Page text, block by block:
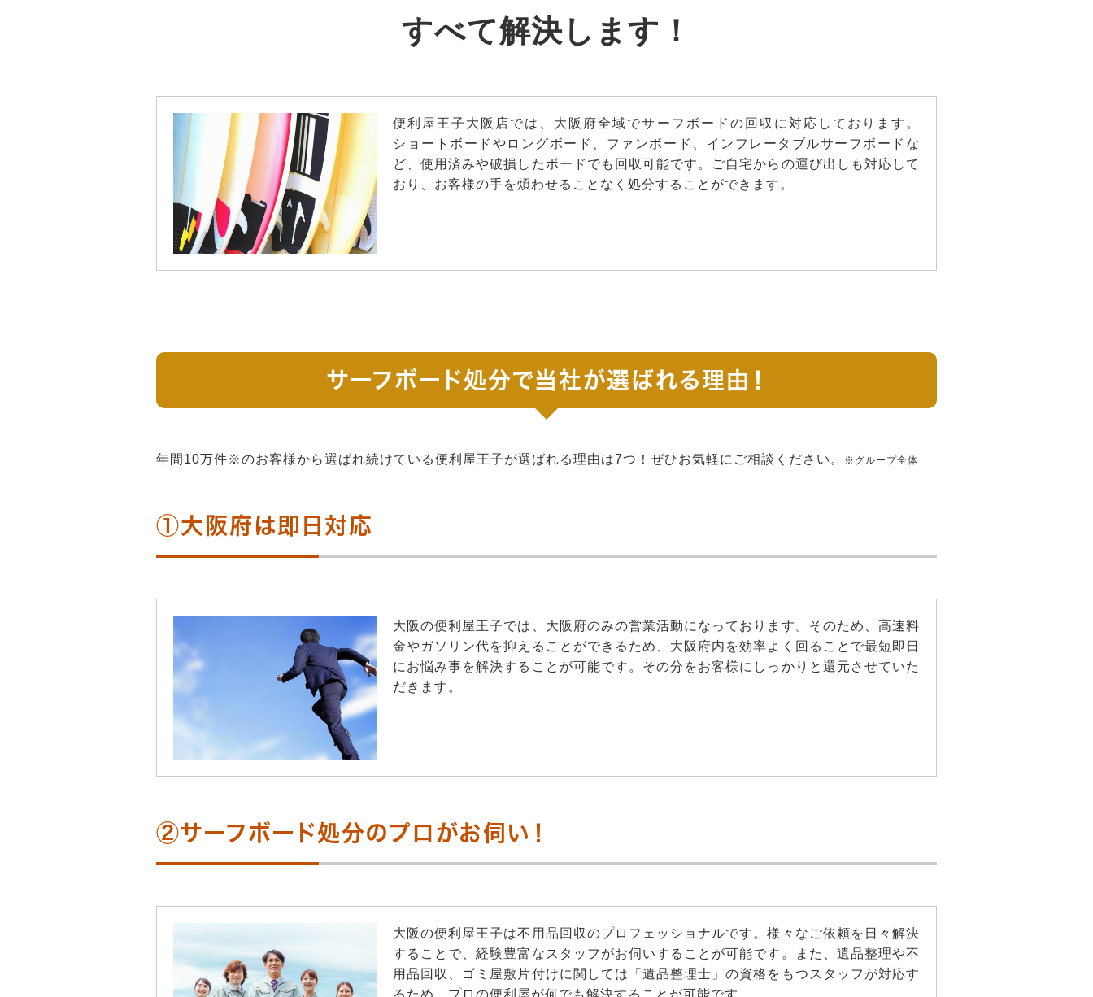
すべて解決します！
便利屋王子大阪店では、大阪府全域でサーフボードの回収に対応しております。
ショートボードやロングボード、ファンボード、インフレータブルサーフボードな
ど、使用済みや破損したボードでも回収可能です。ご自宅からの運び出しも対応して
おり、お客様の手を煩わせることなく処分することができます。
サーフボード処分で当社が選ばれる理由！
年間10万件※のお客様から選ばれ続けている便利屋王子が選ばれる理由は7つ！ぜひお気軽にご相談ください。 ※グループ全体
①大阪府は即日対応
大阪の便利屋王子では、大阪府のみの営業活動になっております。そのため、高速料
金やガソリン代を抑えることができるため、大阪府内を効率よく回ることで最短即日
にお悩み事を解決することが可能です。その分をお客様にしっかりと還元させていた
だきます。
②サーフボード処分のプロがお伺い！
大阪の便利屋王子は不用品回収のプロフェッショナルです。様々なご依頼を日々解決
することで、経験豊富なスタッフがお伺いすることが可能です。また、遺品整理や不
用品回収、ゴミ屋敷片付けに関しては「遺品整理士」の資格をもつスタッフが対応す